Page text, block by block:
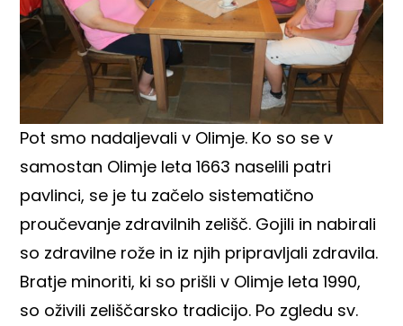
Pot smo nadaljevali v Olimje. Ko so se v
samostan Olimje leta 1663 naselili patri
pavlinci, se je tu začelo sistematično
proučevanje zdravilnih zelišč. Gojili in nabirali
so zdravilne rože in iz njih pripravljali zdravila.
Bratje minoriti, ki so prišli v Olimje leta 1990,
so oživili zeliščarsko tradicijo. Po zgledu sv.